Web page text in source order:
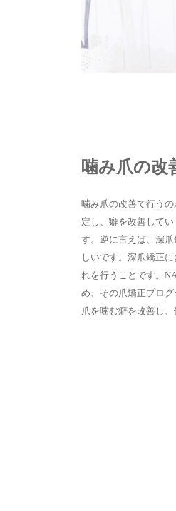
噛み爪の改
噛み爪の改善で行う
定し、癖を改善して
す。逆に言えば、深
しいです。深爪矯正
れを行うことです。
め、その爪矯正プロ
爪を噛む癖を改善し